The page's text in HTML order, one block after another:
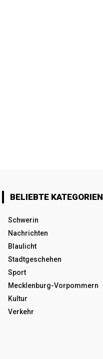
BELIEBTE KATEGORIEN
Schwerin
Nachrichten
Blaulicht
Stadtgeschehen
Sport
Mecklenburg-Vorpommern
Kultur
Verkehr